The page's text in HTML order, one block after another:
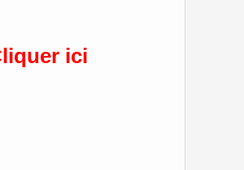
ici